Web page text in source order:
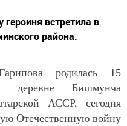
встретила в
района.
родилась 15
Бишмунча
АССР, сегодня
Отечественную войну